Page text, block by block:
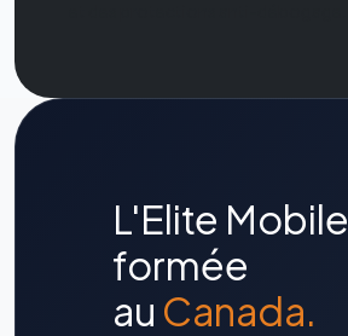
L'Elite Mobile
formée
au Canada.